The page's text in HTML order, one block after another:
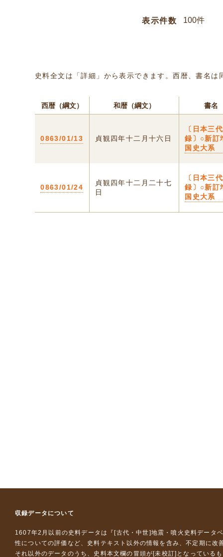
表示件数
史料全文は「詳細」から表示できます。西暦、書名
西暦（綱文） 和暦（綱文） 書名
0863/01/13 貞観四年十二月十六日
〔日本三
録〕○新訂
国史大系
0863/01/24
貞観四年十二月二十七
日
〔日本三
録〕○新訂
国史大系
収録データについて
1607年2月以前の史料データは『 [古代・中世]地震・噴火史料データ
性についての評価など、史料テキスト以外の情報を含み、不定期に改
それ以外のデータのうち、史料本文欄の冒頭が[未校訂]となっている